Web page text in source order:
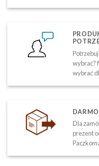
wybrać?
wybrać
Dla
prezent